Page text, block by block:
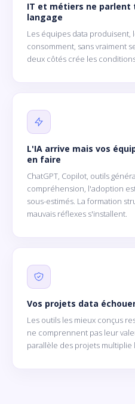
IT et métiers ne parlent
langage
Les équipes data produisent,
consomment, sans vraiment
deux côtés crée les
L'IA arrive mais vos
en faire
ChatGPT, Copilot, outils
compréhension, l'adoption
sous-estimés. La formation
mauvais réflexes s'installent.
Vos projets data
Les outils les mieux conçus
ne comprennent pas leur
parallèle des projets